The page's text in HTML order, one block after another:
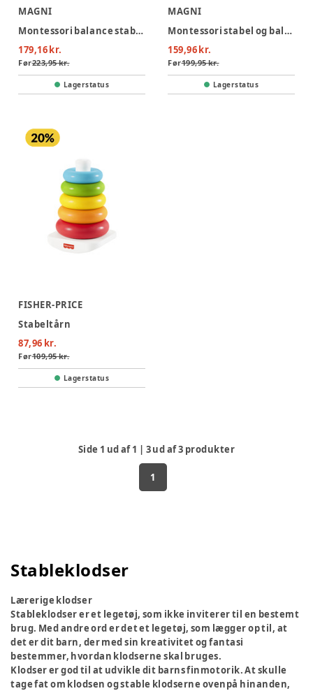
MAGNI
Montessori balance stabel med dyr
179,16 kr.
Før223,95 kr.
Lagerstatus
MAGNI
Montessori stabel og balancesten i træ
159,96 kr.
Før199,95 kr.
Lagerstatus
FISHER-PRICE
Stabeltårn
87,96 kr.
Før109,95 kr.
Lagerstatus
Side 1 ud af1 | 3ud af3 produkter
1
Stableklodser
Lærerige klodser
Stableklodser er et legetøj, som ikke inviterer til en bestemt
brug. Med andre ord er det et legetøj, som lægger op til, at
det er dit barn, der med sin kreativitet og fantasi
bestemmer, hvordan klodserne skal bruges.
Klodser er god til at udvikle dit barns finmotorik. At skulle
tage fat om klodsen og stable klodserne ovenpå hinanden,